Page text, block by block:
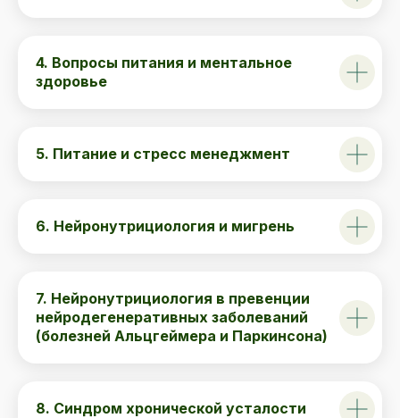
4. Вопросы питания и ментальное
здоровье
5. Питание и стресс менеджмент
6. Нейронутрициология и мигрень
7. Нейронутрициология в превенции
нейродегенеративных заболеваний
(болезней Альцгеймера и Паркинсона)
8. Синдром хронической усталости